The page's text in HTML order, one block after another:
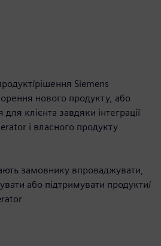
рішення Siemens
нового продукту, або
клієнта завдяки інтеграції
і власного продукту
замовнику впроваджувати,
або підтримувати продукти/